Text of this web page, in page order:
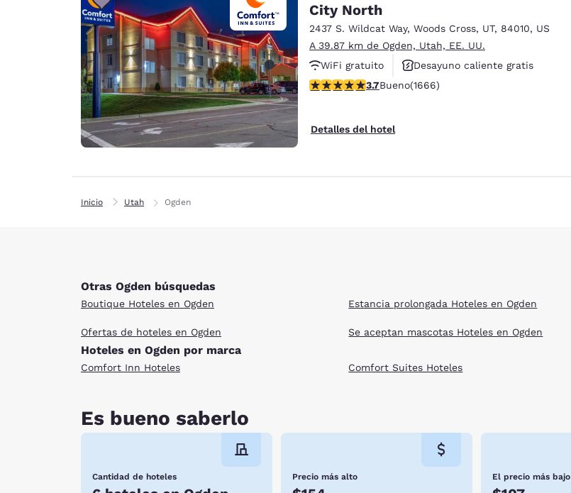
City North
2437 S. Wildcat Way, Woods Cross, UT, 84010, US
A 39.87 km de Ogden, Utah, EE. UU.
WiFi gratuito
Desayuno caliente gratis
Se aceptan mascotas
calificación de 3.73 estrellas. Bueno. 1666 reseñas
3.7Bueno(1666)
Detalles del hotel
Inicio Utah Ogden
Otras Ogden búsquedas
Boutique Hoteles en Ogden
Ofertas de hoteles en Ogden
Estancia prolongada Hoteles en Ogden
Se aceptan mascotas Hoteles en Ogden
Hoteles en Ogden por marca
Comfort Inn Hoteles Comfort Suites Hoteles
Es bueno saberlo
Cantidad de hoteles Precio más alto El precio más bajo